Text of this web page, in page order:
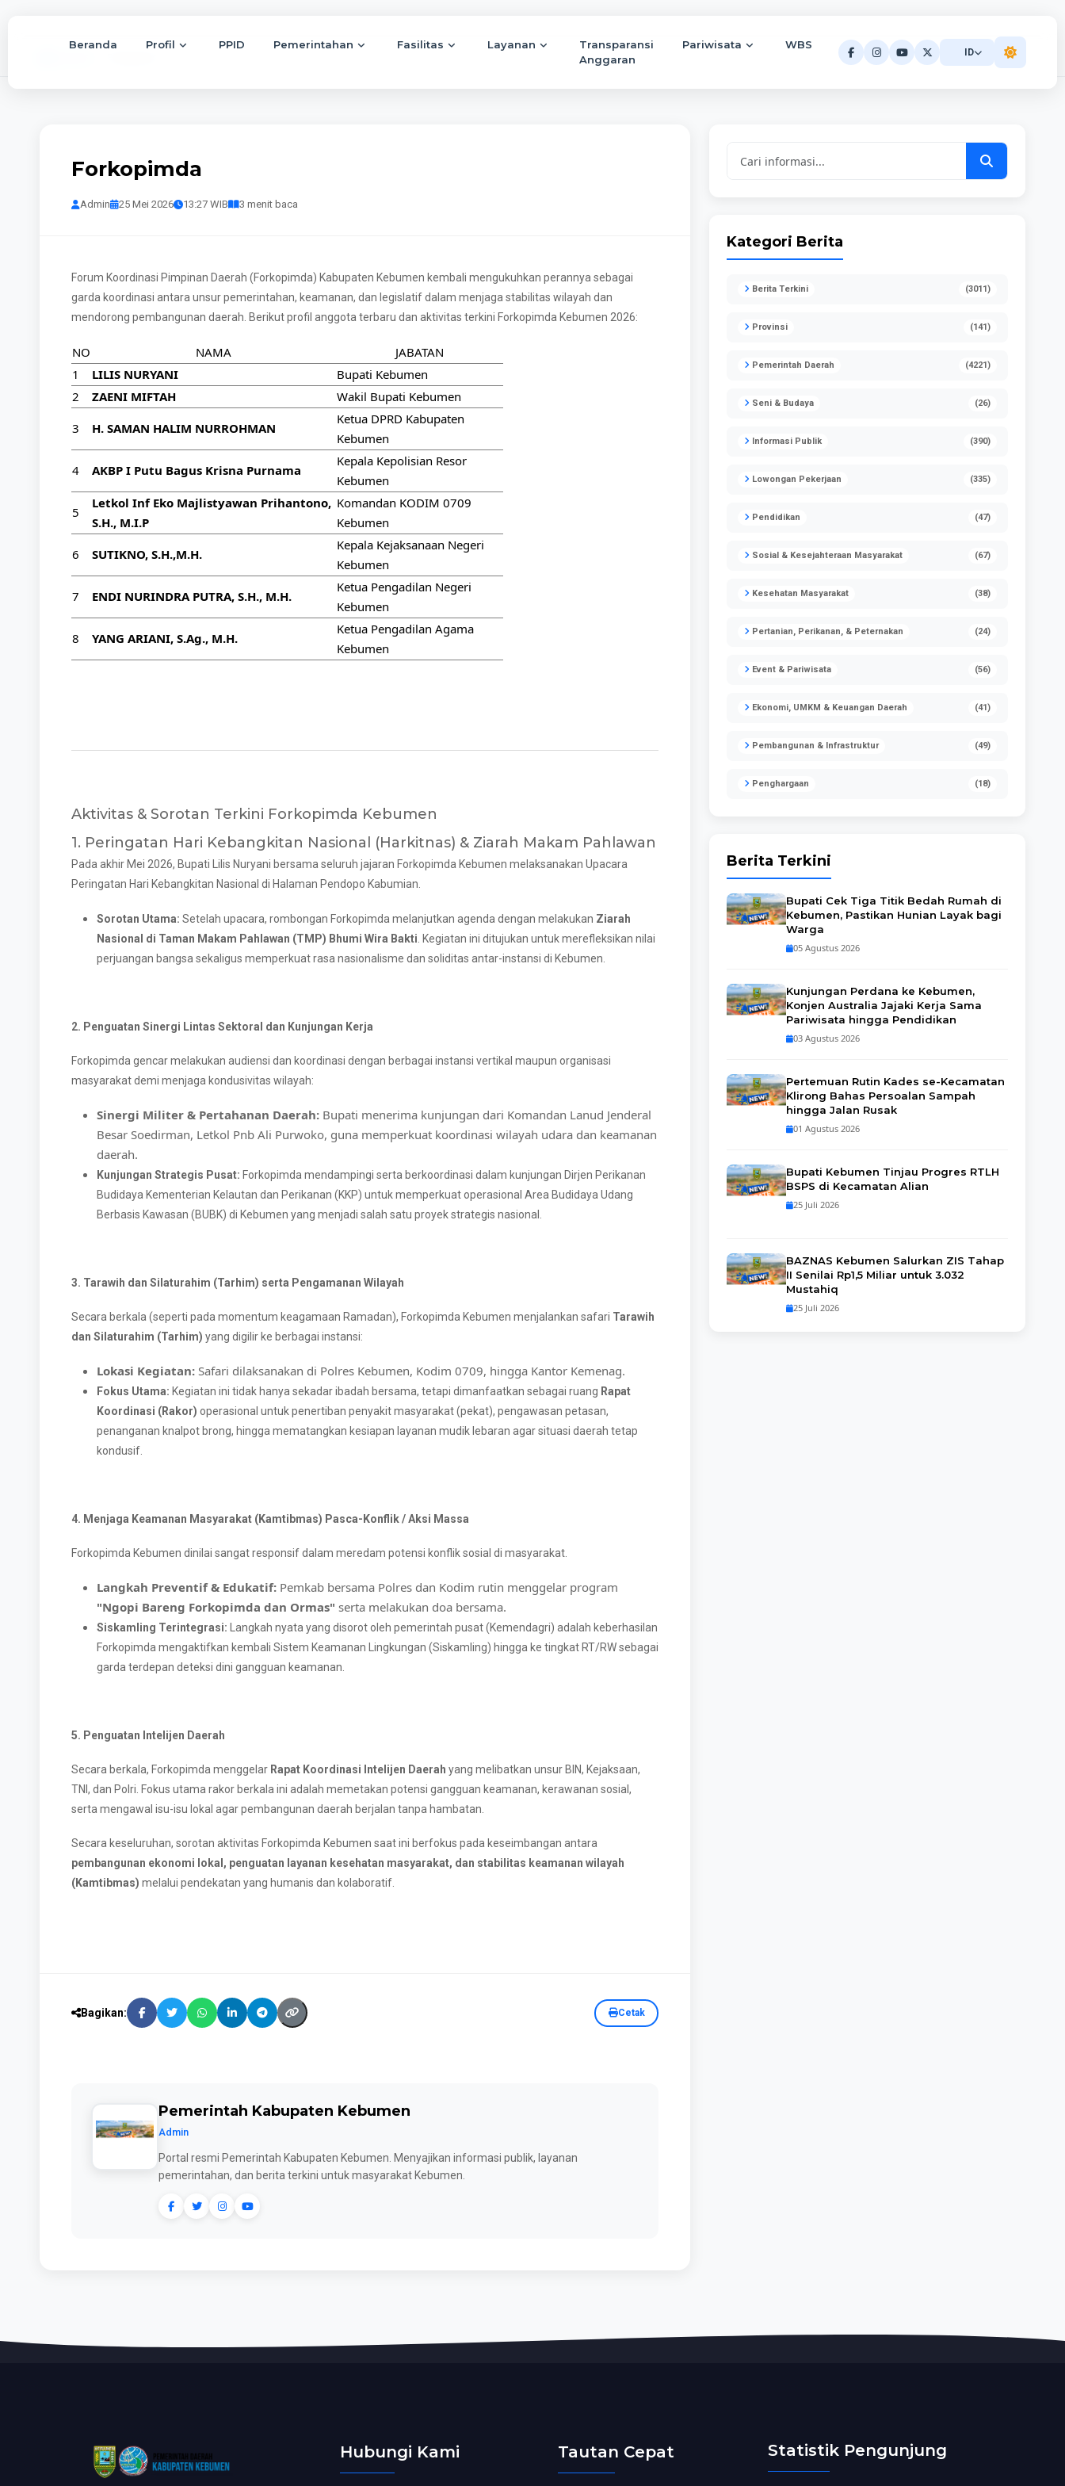
Beranda Profil PPID Pemerintahan Fasilitas Layanan
Transparansi
Anggaran
Pariwisata WBS
ID
Forkopimda
Admin 25 Mei 2026 13:27 WIB 3 menit baca
Forum Koordinasi Pimpinan Daerah (Forkopimda) Kabupaten Kebumen kembali mengukuhkan perannya sebagai
garda koordinasi antara unsur pemerintahan, keamanan, dan legislatif dalam menjaga stabilitas wilayah dan
mendorong pembangunan daerah. Berikut profil anggota terbaru dan aktivitas terkini Forkopimda Kebumen 2026:
NO NAMA
JABATAN
1
LILIS NURYANI
Bupati Kebumen
2
ZAENI MIFTAH
Wakil Bupati Kebumen
3
H. SAMAN HALIM NURROHMAN
Ketua DPRD Kabupaten
Kebumen
4
AKBP I Putu Bagus Krisna Purnama
Kepala Kepolisian Resor
Kebumen
5
Letkol Inf Eko Majlistyawan Prihantono,
S.H., M.I.P
Komandan KODIM 0709
Kebumen
6
SUTIKNO, S.H.,M.H.
Kepala Kejaksanaan Negeri
Kebumen
7
ENDI NURINDRA PUTRA, S.H., M.H.
Ketua Pengadilan Negeri
Kebumen
8
YANG ARIANI, S.Ag., M.H.
Ketua Pengadilan Agama
Kebumen
Aktivitas & Sorotan Terkini Forkopimda Kebumen
1. Peringatan Hari Kebangkitan Nasional (Harkitnas) & Ziarah Makam Pahlawan
Pada akhir Mei 2026, Bupati Lilis Nuryani bersama seluruh jajaran Forkopimda Kebumen melaksanakan Upacara
Peringatan Hari Kebangkitan Nasional di Halaman Pendopo Kabumian.
Sorotan Utama: Setelah upacara, rombongan Forkopimda melanjutkan agenda dengan melakukan Ziarah
Nasional di Taman Makam Pahlawan (TMP) Bhumi Wira Bakti . Kegiatan ini ditujukan untuk merefleksikan nilai
perjuangan bangsa sekaligus memperkuat rasa nasionalisme dan soliditas antar-instansi di Kebumen.
2. Penguatan Sinergi Lintas Sektoral dan Kunjungan Kerja
Forkopimda gencar melakukan audiensi dan koordinasi dengan berbagai instansi vertikal maupun organisasi
masyarakat demi menjaga kondusivitas wilayah:
Sinergi Militer & Pertahanan Daerah: Bupati menerima kunjungan dari Komandan Lanud Jenderal
Besar Soedirman, Letkol Pnb Ali Purwoko, guna memperkuat koordinasi wilayah udara dan keamanan
daerah.
Kunjungan Strategis Pusat: Forkopimda mendampingi serta berkoordinasi dalam kunjungan Dirjen Perikanan
Budidaya Kementerian Kelautan dan Perikanan (KKP) untuk memperkuat operasional Area Budidaya Udang
Berbasis Kawasan (BUBK) di Kebumen yang menjadi salah satu proyek strategis nasional.
3. Tarawih dan Silaturahim (Tarhim) serta Pengamanan Wilayah
Secara berkala (seperti pada momentum keagamaan Ramadan), Forkopimda Kebumen menjalankan safari Tarawih
dan Silaturahim (Tarhim) yang digilir ke berbagai instansi:
Lokasi Kegiatan: Safari dilaksanakan di Polres Kebumen, Kodim 0709, hingga Kantor Kemenag.
Fokus Utama: Kegiatan ini tidak hanya sekadar ibadah bersama, tetapi dimanfaatkan sebagai ruang Rapat
Koordinasi (Rakor) operasional untuk penertiban penyakit masyarakat (pekat), pengawasan petasan,
penanganan knalpot brong, hingga mematangkan kesiapan layanan mudik lebaran agar situasi daerah tetap
kondusif.
4. Menjaga Keamanan Masyarakat (Kamtibmas) Pasca-Konflik / Aksi Massa
Forkopimda Kebumen dinilai sangat responsif dalam meredam potensi konflik sosial di masyarakat.
Langkah Preventif & Edukatif: Pemkab bersama Polres dan Kodim rutin menggelar program
"Ngopi Bareng Forkopimda dan Ormas" serta melakukan doa bersama.
Siskamling Terintegrasi: Langkah nyata yang disorot oleh pemerintah pusat (Kemendagri) adalah keberhasilan
Forkopimda mengaktifkan kembali Sistem Keamanan Lingkungan (Siskamling) hingga ke tingkat RT/RW sebagai
garda terdepan deteksi dini gangguan keamanan.
5. Penguatan Intelijen Daerah
Secara berkala, Forkopimda menggelar Rapat Koordinasi Intelijen Daerah yang melibatkan unsur BIN, Kejaksaan,
TNI, dan Polri. Fokus utama rakor berkala ini adalah memetakan potensi gangguan keamanan, kerawanan sosial,
serta mengawal isu-isu lokal agar pembangunan daerah berjalan tanpa hambatan.
Secara keseluruhan, sorotan aktivitas Forkopimda Kebumen saat ini berfokus pada keseimbangan antara
pembangunan ekonomi lokal, penguatan layanan kesehatan masyarakat, dan stabilitas keamanan wilayah
(Kamtibmas) melalui pendekatan yang humanis dan kolaboratif.
Bagikan: Cetak
Pemerintah Kabupaten Kebumen
Admin
Portal resmi Pemerintah Kabupaten Kebumen. Menyajikan informasi publik, layanan
pemerintahan, dan berita terkini untuk masyarakat Kebumen.
Kategori Berita
Berita Terkini (3011)
Provinsi (141)
Pemerintah Daerah (4221)
Seni & Budaya (26)
Informasi Publik (390)
Lowongan Pekerjaan (335)
Pendidikan (47)
Sosial & Kesejahteraan Masyarakat (67)
Kesehatan Masyarakat (38)
Pertanian, Perikanan, & Peternakan (24)
Event & Pariwisata (56)
Ekonomi, UMKM & Keuangan Daerah (41)
Pembangunan & Infrastruktur (49)
Penghargaan (18)
Berita Terkini
Bupati Cek Tiga Titik Bedah Rumah di
Kebumen, Pastikan Hunian Layak bagi
Warga
05 Agustus 2026
Kunjungan Perdana ke Kebumen,
Konjen Australia Jajaki Kerja Sama
Pariwisata hingga Pendidikan
03 Agustus 2026
Pertemuan Rutin Kades se-Kecamatan
Klirong Bahas Persoalan Sampah
hingga Jalan Rusak
01 Agustus 2026
Bupati Kebumen Tinjau Progres RTLH
BSPS di Kecamatan Alian
25 Juli 2026
BAZNAS Kebumen Salurkan ZIS Tahap
II Senilai Rp1,5 Miliar untuk 3.032
Mustahiq
25 Juli 2026
Hubungi Kami Tautan Cepat Statistik Pengunjung